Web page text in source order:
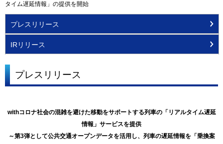
タイム遅延情報」の提供を開始
プレスリリース
IRリリース
プレスリリース
withコロナ社会の混雑を避けた移動をサポートする列車の「リアルタイム遅延
情報」サービスを提供
～第3弾として公共交通オープンデータを活用し、列車の遅延情報を「乗換案